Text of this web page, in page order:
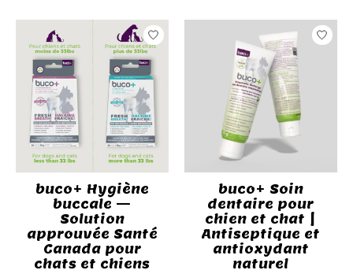
buco+ Hygiène
buccale —
Solution
approuvée Santé
Canada pour
chats et chiens
buco+ Soin
dentaire pour
chien et chat |
Antiseptique et
antioxydant
naturel